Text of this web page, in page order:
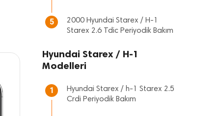
5
2000 Hyundai Starex / H-1
Starex 2.6 Tdic Periyodik Bakım
Hyundai Starex / H-1
Modelleri
1
Hyundai Starex / h-1 Starex 2.5
Crdi Periyodik Bakım